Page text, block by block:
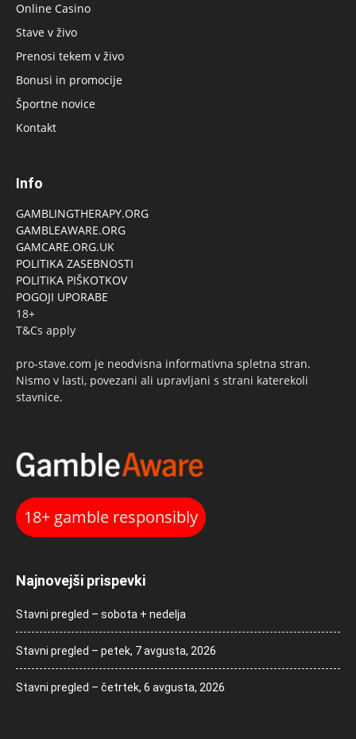
Online Casino
Stave v živo
Prenosi tekem v živo
Bonusi in promocije
Športne novice
Kontakt
Info
GAMBLINGTHERAPY.ORG
GAMBLEAWARE.ORG
GAMCARE.ORG.UK
POLITIKA ZASEBNOSTI
POLITIKA PIŠKOTKOV
POGOJI UPORABE
18+
T&Cs apply
pro-stave.com je neodvisna informativna spletna stran.
Nismo v lasti, povezani ali upravljani s strani katerekoli
stavnice.
18+ gamble responsibly
Najnovejši prispevki
Stavni pregled – sobota + nedelja
Stavni pregled – petek, 7 avgusta, 2026
Stavni pregled – četrtek, 6 avgusta, 2026